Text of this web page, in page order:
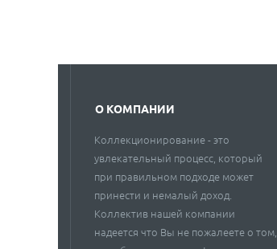
О КОМПАНИИ
Коллекционирование - это
увлекательный процесс, который
при правильном подходе может
принести и немалый доход.
Коллектив нашей компании
надеется что Вы не пожалеете о том,